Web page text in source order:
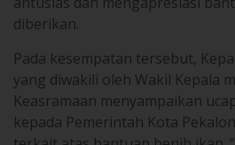
Pada kesempatan tersebut,
Keasramaan menyampaikan
kepada Pemerintah Kota
terkait atas bantuan benih ikan.
IC menyampaikan terima kasih